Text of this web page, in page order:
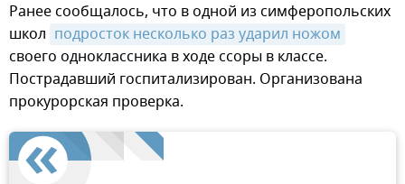
Ранее сообщалось, что в одной из симферопольских
школ подросток несколько раз ударил ножом
своего одноклассника в ходе ссоры в классе.
Пострадавший госпитализирован. Организована
прокурорская проверка.